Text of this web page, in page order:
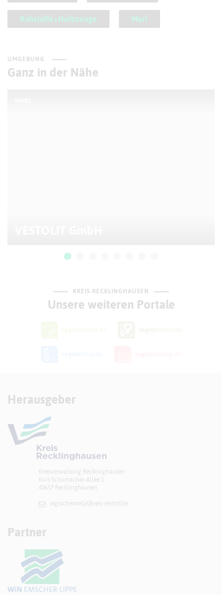
Rohstoffe+Halbzeuge Marl
UMGEBUNG
Ganz in der Nähe
KREIS RECKLINGHAUSEN
Unsere weiteren Portale
Herausgeber
Kreisverwaltung Recklinghausen
Kurt-Schumacher-Allee 1
45657 Recklinghausen
regiochemie[at]​kreis-re(dot)de
Partner